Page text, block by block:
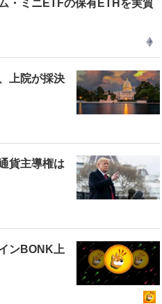
・ミニETFの保有ETHを実質
上院が採決
貨主導権は
ンBONK上